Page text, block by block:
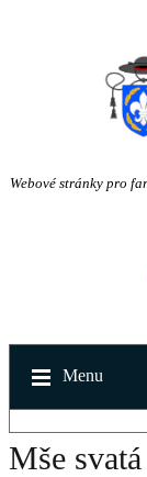
Webové stránky pro
Menu
Mše svatá